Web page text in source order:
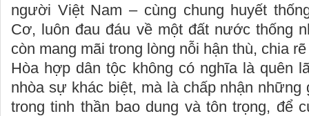
người Việt Nam – cùng chung huyết
Cơ, luôn đau đáu về một đất nước thống
còn mang mãi trong lòng nỗi hận thù, chia
Hòa hợp dân tộc không có nghĩa là quên
nhòa sự khác biệt, mà là chấp nhận những
trong tinh thần bao dung và tôn trọng, để